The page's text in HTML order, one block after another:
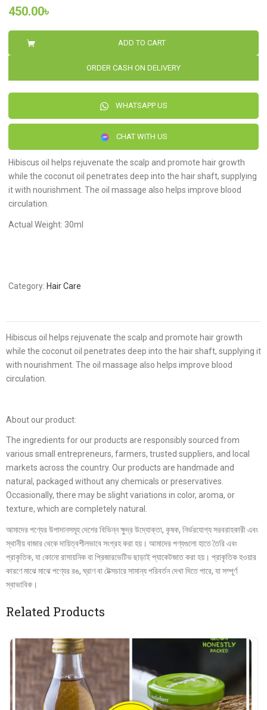
450.00৳
ADD TO CART
ORDER CASH ON DELIVERY
WHATSAPP US
CHAT WITH US
Hibiscus oil helps rejuvenate the scalp and promote hair growth
while the coconut oil penetrates deep into the hair shaft, supplying
it with nourishment. The oil massage also helps improve blood
circulation.
Actual Weight: 30ml
Category: Hair Care
Hibiscus oil helps rejuvenate the scalp and promote hair growth
while the coconut oil penetrates deep into the hair shaft, supplying it
with nourishment. The oil massage also helps improve blood
circulation.
About our product:
The ingredients for our products are responsibly sourced from
various small entrepreneurs, farmers, trusted suppliers, and local
markets across the country. Our products are handmade and
natural, packaged without any chemicals or preservatives.
Occasionally, there may be slight variations in color, aroma, or
texture, which are completely natural.
আমাদের পণ্যের উপাদানসমূহ দেশের বিভিন্ন ক্ষুদ্র উদ্যোক্তা, কৃষক, নির্ভরযোগ্য সরবরাহকারী এবং
স্থানীয় বাজার থেকে দায়িত্বশীলভাবে সংগ্রহ করা হয়। আমাদের পণ্যগুলো হাতে তৈরি এবং
প্রাকৃতিক, যা কোনো রাসায়নিক বা প্রিজারভেটিভ ছাড়াই প্যাকেটজাত করা হয়। প্রাকৃতিক হওয়ার
কারণে মাঝে মাঝে পণ্যের রঙ, ঘ্রাণ বা টেক্সচারে সামান্য পরিবর্তন দেখা দিতে পারে, যা সম্পূর্ণ
স্বাভাবিক।
Related Products